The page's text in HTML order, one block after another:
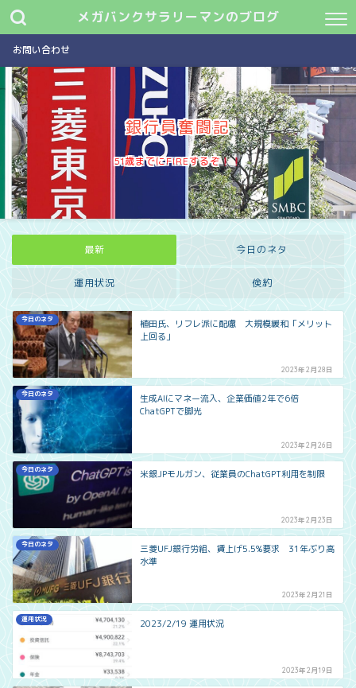
メガバンクサラリーマンのブログ
お問い合わせ
銀行員奮闘記
51歳までにFIREするぞ
最新 今日のネタ
運用状況 倹約
今日のネタ
植田氏、リフレ派に配慮 大規模緩和「メリット
上回る」
2023年2月28日
今日のネタ
生成AIにマネー流入、企業価値2年で6倍
ChatGPTで脚光
2023年2月26日
今日のネタ 米銀JPモルガン、従業員のChatGPT利用を制限
2023年2月23日
今日のネタ
三菱UFJ銀行労組、賃上げ5.5%要求 31年ぶり高
水準
2023年2月21日
運用状況 2023/2/19 運用状況
2023年2月19日